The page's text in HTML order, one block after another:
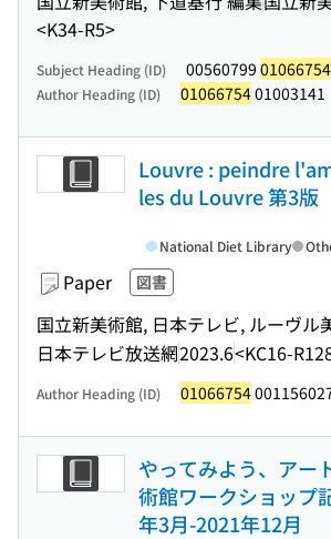
<K34-R5>
Subject Heading (ID) 00560799 01066754
Author Heading (ID) 0106675401003141
Louvre : peindre
les du Louvre 第3版
Paper 図書
国立新美術館, 日本テレビ, ルーヴル
日本テレビ放送網2023.6<KC16-
National Diet Library
Author Heading (ID) 01066754
やってみよう、アー
術館ワークショップ
年3月-2021年12月